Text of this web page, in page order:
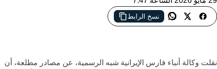
نسخ الرابط
مصادر إيرانية تعتبر تصريحات ترامب حول اتفاق محتمل مع طهران
نقلت وكالة أنباء فارس الإيرانية شبه الرسمية، عن مصادر مطلعة، أن